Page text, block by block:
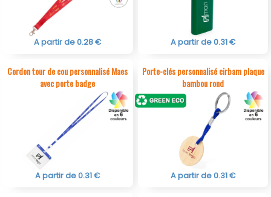
A partir de 0.28 € A partir de 0.31 €
Cordon tour de cou personnalisé Maes
avec porte badge
A partir de 0.31 €
Porte-clés personnalisé cirbam plaque
bambou rond
A partir de 0.31 €